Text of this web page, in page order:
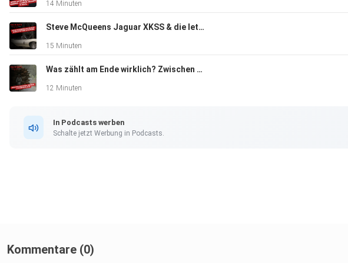
14 Minuten
Steve McQueens Jaguar XKSS & die letzte große Entscheidung seines Lebens | Simon Diercks
15 Minuten
Was zählt am Ende wirklich? Zwischen Oldtimern, Vietnam & Schindlers Liste | Thomas Schmidt
12 Minuten
In Podcasts werben
Schalte jetzt Werbung in Podcasts.
Kommentare (0)